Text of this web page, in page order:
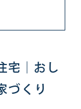
宅｜おし
づくり